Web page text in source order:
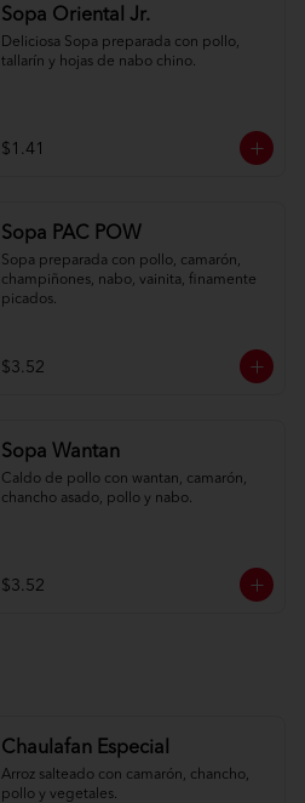
Sopa Oriental Jr.
Deliciosa Sopa preparada con pollo,
tallarín y hojas de nabo chino.
$1.41
Sopa PAC POW
Sopa preparada con pollo, camarón,
champiñones, nabo, vainita, finamente
picados.
$3.52
Sopa Wantan
Caldo de pollo con wantan, camarón,
chancho asado, pollo y nabo.
$3.52
Chaulafan Especial
Arroz salteado con camarón, chancho,
pollo y vegetales.